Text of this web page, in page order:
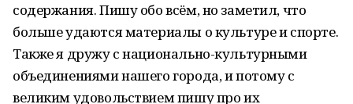
содержания. Пишу обо всём, но заметил, что
больше удаются материалы о культуре и спорте.
Также я дружу с национально-культурными
объединениями нашего города, и потому с
великим удовольствием пишу про их